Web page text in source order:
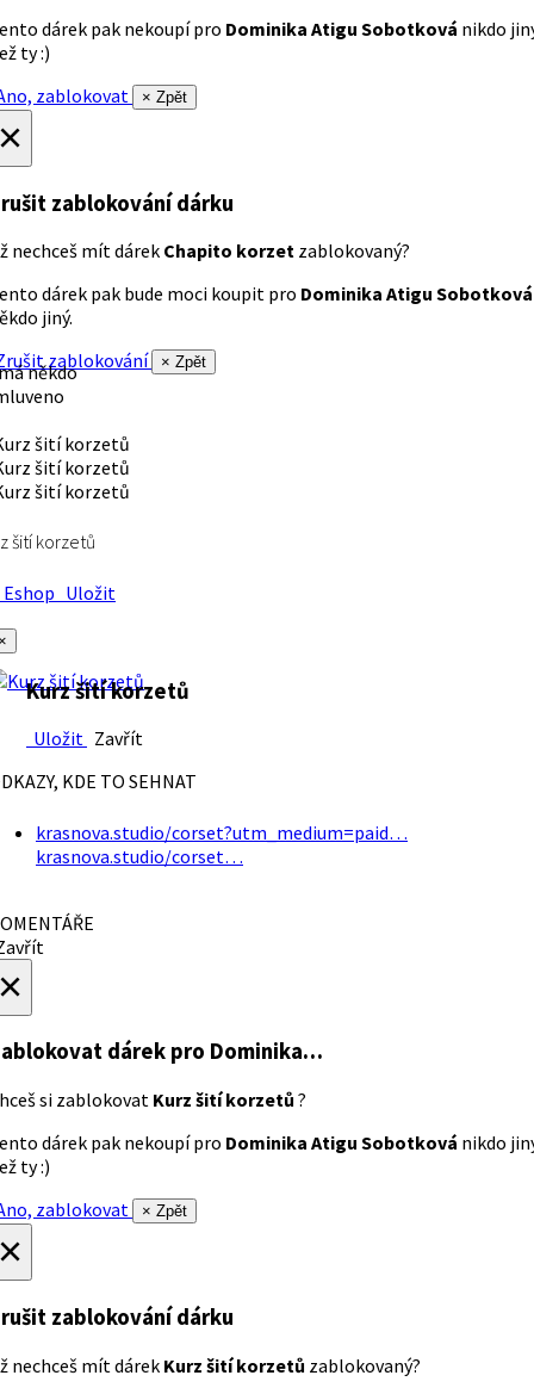
dárek pak nekoupí pro Dominika Atigu Sobotková nikdo
ty :)
zablokovat
× Zpět
zablokování dárku
nechceš mít dárek Chapito korzet zablokovaný?
dárek pak bude moci koupit pro Dominika Atigu Sobotková
jiný.
zablokování
× Zpět
někdo
šití korzetů
Uložit
Kurz šití korzetů
Uložit Zavřít
KDE TO SEHNAT
krasnova.studio/corset?utm_medium=paid…
krasnova.studio/corset…
dárek pro Dominika…
si zablokovat Kurz šití korzetů ?
dárek pak nekoupí pro Dominika Atigu Sobotková nikdo
ty :)
zablokovat
× Zpět
zablokování dárku
nechceš mít dárek Kurz šití korzetů zablokovaný?